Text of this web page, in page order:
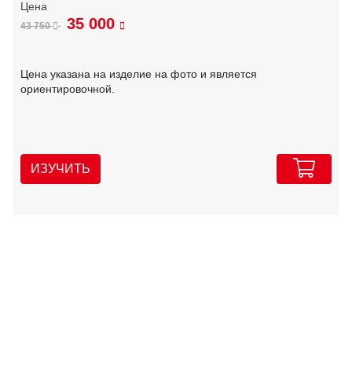
43 750 35 000
Цена указана на изделие на фото и является
ориентировочной.
ИЗУЧИТЬ